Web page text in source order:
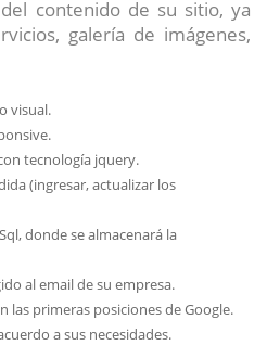
contenido de su sitio, ya
galería de imágenes,
visual.
tecnología jquery.
(ingresar, actualizar los
donde se almacenará la
al email de su empresa.
las primeras posiciones de Google.
a sus necesidades.